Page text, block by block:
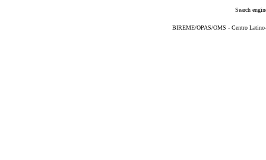
Search
BIREME/OPAS/OMS - Centro Latino-